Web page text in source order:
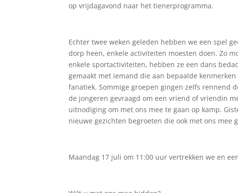
op vrijdagavond naar het tienerprogramma.
Echter twee weken geleden hebben we een spel
dorp heen, enkele activiteiten moesten doen. Zo
enkele sportactiviteiten, hebben ze een dans
gemaakt met iemand die aan bepaalde
fanatiek. Sommige groepen gingen zelfs rennend
de jongeren gevraagd om een vriend of vriendin
uitnodiging om met ons mee te gaan op kamp.
nieuwe gezichten begroeten die ook met ons mee
Maandag 17 juli om 11:00 uur vertrekken we en